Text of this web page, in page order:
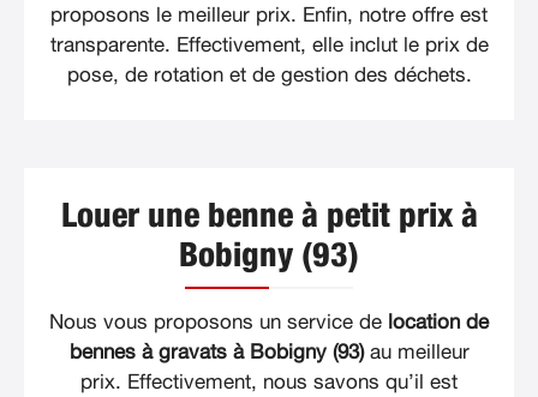
proposons le meilleur prix. Enfin, notre offre est
transparente. Effectivement, elle inclut le prix de
pose, de rotation et de gestion des déchets.
Louer une benne à petit prix à
Bobigny (93)
Nous vous proposons un service de location de
bennes à gravats à Bobigny (93)au meilleur
prix. Effectivement, nous savons qu’il est